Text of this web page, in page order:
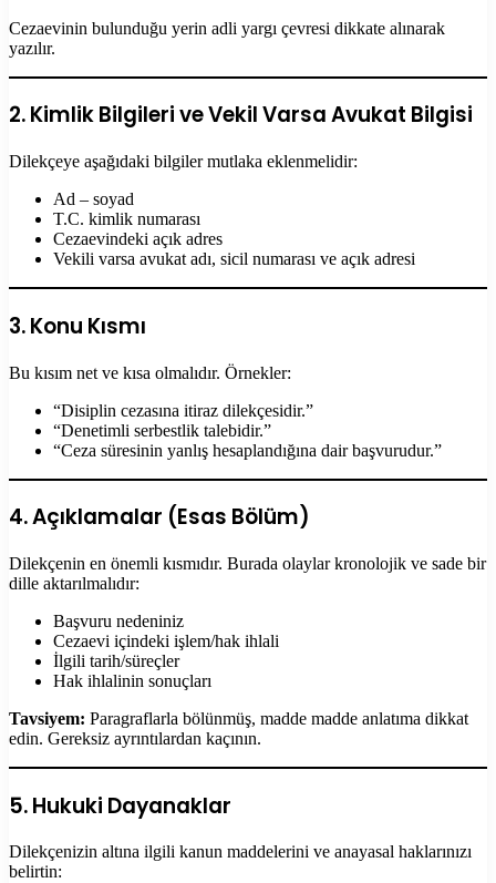
Cezaevinin bulunduğu yerin adli yargı çevresi dikkate alınarak
yazılır.
2. Kimlik Bilgileri ve Vekil Varsa Avukat Bilgisi
Dilekçeye aşağıdaki bilgiler mutlaka eklenmelidir:
Ad – soyad
T.C. kimlik numarası
Cezaevindeki açık adres
Vekili varsa avukat adı, sicil numarası ve açık adresi
3. Konu Kısmı
Bu kısım net ve kısa olmalıdır. Örnekler:
“Disiplin cezasına itiraz dilekçesidir.”
“Denetimli serbestlik talebidir.”
“Ceza süresinin yanlış hesaplandığına dair başvurudur.”
4. Açıklamalar (Esas Bölüm)
Dilekçenin en önemli kısmıdır. Burada olaylar kronolojik ve sade bir
dille aktarılmalıdır:
Başvuru nedeniniz
Cezaevi içindeki işlem/hak ihlali
İlgili tarih/süreçler
Hak ihlalinin sonuçları
Tavsiyem: Paragraflarla bölünmüş, madde madde anlatıma dikkat
edin. Gereksiz ayrıntılardan kaçının.
5. Hukuki Dayanaklar
Dilekçenizin altına ilgili kanun maddelerini ve anayasal haklarınızı
belirtin: